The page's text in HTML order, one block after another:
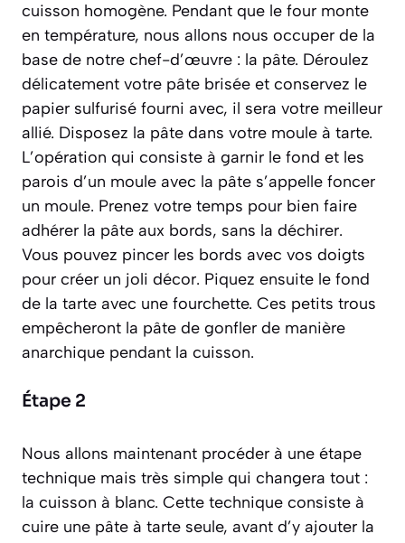
cuisson homogène. Pendant que le four monte
en température, nous allons nous occuper de la
base de notre chef-d’œuvre : la pâte. Déroulez
délicatement votre pâte brisée et conservez le
papier sulfurisé fourni avec, il sera votre meilleur
allié. Disposez la pâte dans votre moule à tarte.
L’opération qui consiste à garnir le fond et les
parois d’un moule avec la pâte s’appelle foncer
un moule. Prenez votre temps pour bien faire
adhérer la pâte aux bords, sans la déchirer.
Vous pouvez pincer les bords avec vos doigts
pour créer un joli décor. Piquez ensuite le fond
de la tarte avec une fourchette. Ces petits trous
empêcheront la pâte de gonfler de manière
anarchique pendant la cuisson.
Étape 2
Nous allons maintenant procéder à une étape
technique mais très simple qui changera tout :
la cuisson à blanc. Cette technique consiste à
cuire une pâte à tarte seule, avant d’y ajouter la